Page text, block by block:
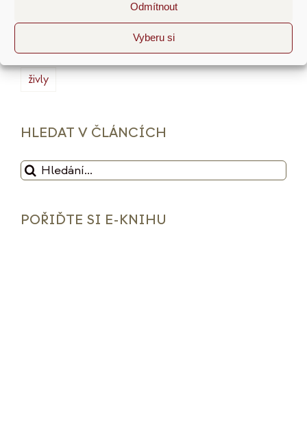
Odmítnout
Vyberu si
služby
sociální sítě strategie
tarot
udržitelnost
vize web zdražení
značka
živly
HLEDAT V ČLÁNCÍCH
Hledat:
POŘIĎTE SI E-KNIHU